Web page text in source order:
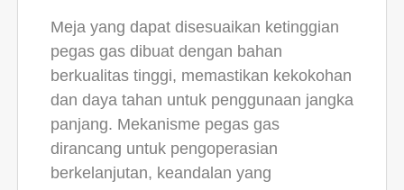
Meja yang dapat disesuaikan ketinggian
pegas gas dibuat dengan bahan
berkualitas tinggi, memastikan kekokohan
dan daya tahan untuk penggunaan jangka
panjang. Mekanisme pegas gas
dirancang untuk pengoperasian
berkelanjutan, keandalan yang